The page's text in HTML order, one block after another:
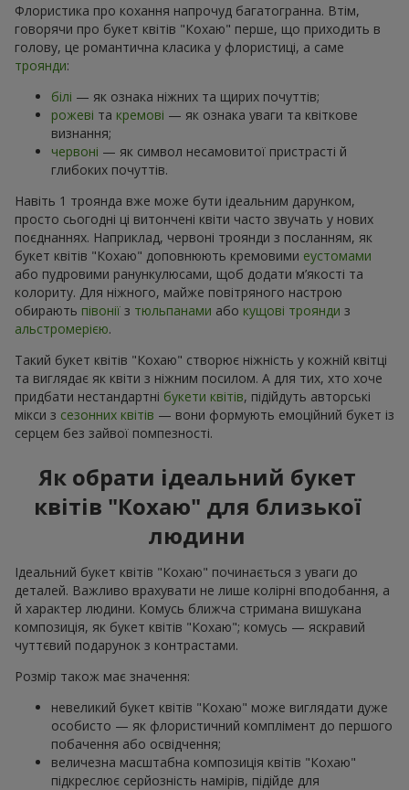
Флористика про кохання напрочуд багатогранна. Втім,
говорячи про букет квітів "Кохаю" перше, що приходить в
голову, це романтична класика у флористиці, а саме
троянди:
білі — як ознака ніжних та щирих почуттів;
рожеві та кремові — як ознака уваги та квіткове
визнання;
червоні — як символ несамовитої пристрасті й
глибоких почуттів.
Навіть 1 троянда вже може бути ідеальним дарунком,
просто сьогодні ці витончені квіти часто звучать у нових
поєднаннях. Наприклад, червоні троянди з посланням, як
букет квітів "Кохаю" доповнюють кремовими еустомами
або пудровими ранункулюсами, щоб додати м’якості та
колориту. Для ніжного, майже повітряного настрою
обирають півонії з тюльпанами або кущові троянди з
альстромерією.
Такий букет квітів "Кохаю" створює ніжність у кожній квітці
та виглядає як квіти з ніжним посилом. А для тих, хто хоче
придбати нестандартні букети квітів, підійдуть авторські
мікси з сезонних квітів — вони формують емоційний букет із
серцем без зайвої помпезності.
Як обрати ідеальний букет
квітів "Кохаю" для близької
людини
Ідеальний букет квітів "Кохаю" починається з уваги до
деталей. Важливо врахувати не лише колірні вподобання, а
й характер людини. Комусь ближча стримана вишукана
композиція, як букет квітів "Кохаю"; комусь — яскравий
чуттєвий подарунок з контрастами.
Розмір також має значення:
невеликий букет квітів "Кохаю" може виглядати дуже
особисто — як флористичний комплімент до першого
побачення або освідчення;
величезна масштабна композиція квітів "Кохаю"
підкреслює серйозність намірів, підійде для